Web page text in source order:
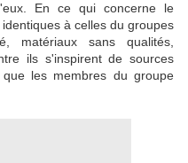
En ce qui concerne le
à celles du groupes
matériaux sans qualités,
ils s'inspirent de sources
les membres du groupe